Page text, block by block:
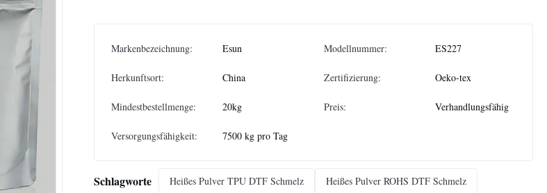
Markenbezeichnung: Esun Modellnummer: ES227
Herkunftsort: China Zertifizierung: Oeko-tex
Mindestbestellmenge: 20kg Preis: Verhandlungsfähig
Versorgungsfähigkeit: 7500 kg pro Tag
Schlagworte Heißes Pulver TPU DTF Schmelz
Heißes Pulver ROHS DTF Schmelz